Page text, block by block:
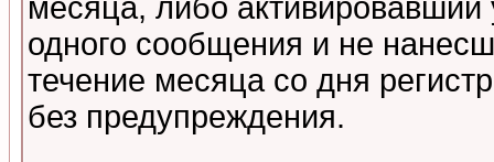
месяца, либо
одного сообщения и не
течение месяца со дня
без предупреждения.